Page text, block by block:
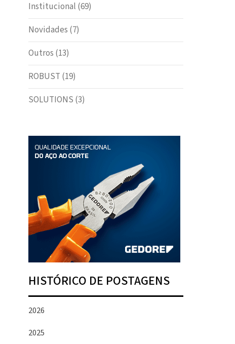
Institucional (69)
Novidades (7)
Outros (13)
ROBUST (19)
SOLUTIONS (3)
HISTÓRICO DE POSTAGENS
2026
2025